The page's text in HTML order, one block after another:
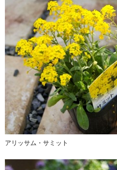
アリッサム・サミット